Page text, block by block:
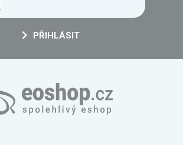
PŘIHLÁSIT